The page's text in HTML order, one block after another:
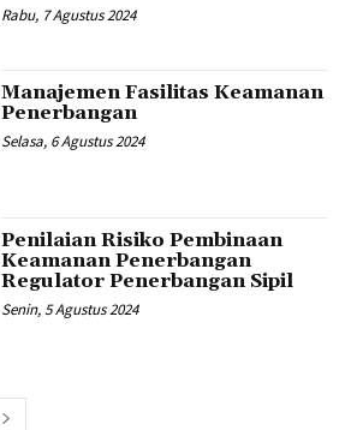
Rabu, 7 Agustus 2024
Manajemen Fasilitas Keamanan
Penerbangan
Selasa, 6 Agustus 2024
Penilaian Risiko Pembinaan
Keamanan Penerbangan
Regulator Penerbangan Sipil
Senin, 5 Agustus 2024